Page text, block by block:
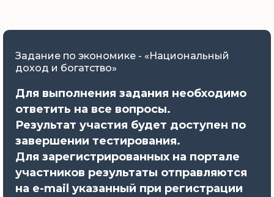
Задание по экономике - «Национальный
доход и богатство»
Для выполнения задания необходимо
ответить на все вопросы.
Результат участия будет доступен по
завершении тестирования.
Для зарегистрированных на портале
участников результаты отправляются
на e-mail указанный при регистрации